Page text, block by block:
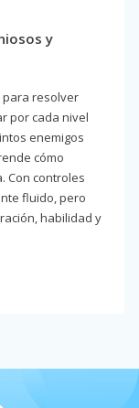
y
resolver
por cada nivel
enemigos
cómo
Con controles
fluido, pero
habilidad y